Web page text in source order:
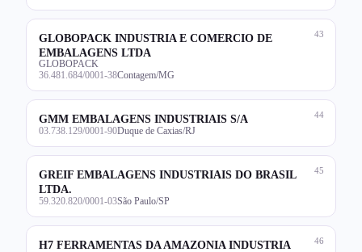
43
GLOBOPACK INDUSTRIA E COMERCIO DE
EMBALAGENS LTDA
GLOBOPACK
36.481.684/0001-38Contagem/MG
44
GMM EMBALAGENS INDUSTRIAIS S/A
03.738.129/0001-90Duque de Caxias/RJ
45
GREIF EMBALAGENS INDUSTRIAIS DO BRASIL
LTDA.
59.320.820/0001-03São Paulo/SP
46
H7 FERRAMENTAS DA AMAZONIA INDUSTRIA